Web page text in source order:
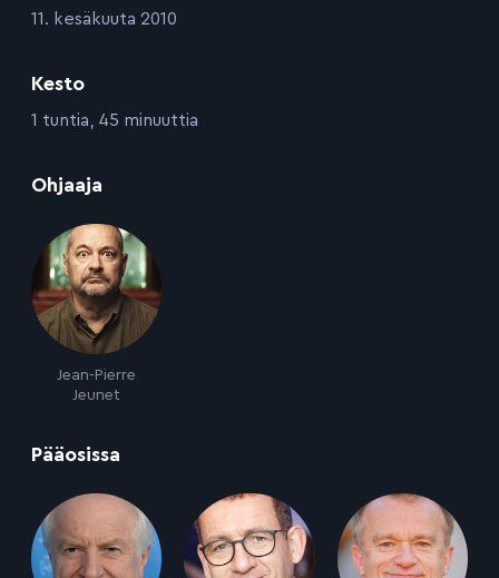
:11. kesäkuuta 2010
Kesto
:1 tuntia, 45 minuuttia
Ohjaaja
Jean-Pierre
Jeunet
Pääosissa